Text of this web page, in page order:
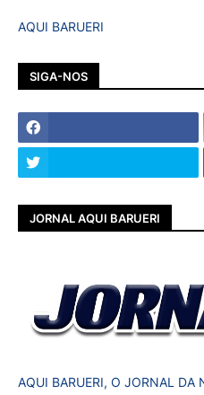
AQUI BARUERI
SIGA-NOS
JORNAL AQUI BARUERI
AQUI BARUERI, O JORNAL DA